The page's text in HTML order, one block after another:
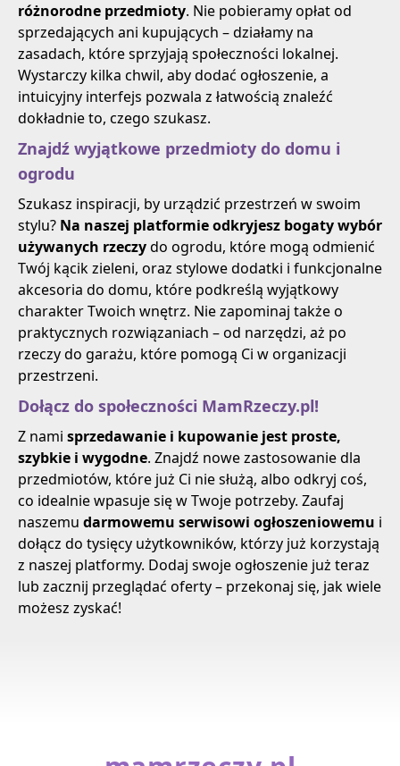
różnorodne przedmioty. Nie pobieramy opłat od
sprzedających ani kupujących – działamy na
zasadach, które sprzyjają społeczności lokalnej.
Wystarczy kilka chwil, aby dodać ogłoszenie, a
intuicyjny interfejs pozwala z łatwością znaleźć
dokładnie to, czego szukasz.
Znajdź wyjątkowe przedmioty do domu i
ogrodu
Szukasz inspiracji, by urządzić przestrzeń w swoim
stylu? Na naszej platformie odkryjesz bogaty wybór
używanych rzeczydo ogrodu, które mogą odmienić
Twój kącik zieleni, oraz stylowe dodatki i funkcjonalne
akcesoria do domu, które podkreślą wyjątkowy
charakter Twoich wnętrz. Nie zapominaj także o
praktycznych rozwiązaniach – od narzędzi, aż po
rzeczy do garażu, które pomogą Ci w organizacji
przestrzeni.
Dołącz do społeczności MamRzeczy.pl!
Z nami sprzedawanie i kupowanie jest proste,
szybkie i wygodne. Znajdź nowe zastosowanie dla
przedmiotów, które już Ci nie służą, albo odkryj coś,
co idealnie wpasuje się w Twoje potrzeby. Zaufaj
naszemu darmowemu serwisowi ogłoszeniowemu i
dołącz do tysięcy użytkowników, którzy już korzystają
z naszej platformy. Dodaj swoje ogłoszenie już teraz
lub zacznij przeglądać oferty – przekonaj się, jak wiele
możesz zyskać!